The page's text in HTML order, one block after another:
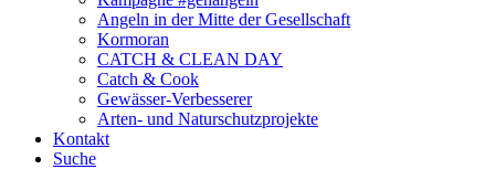
Angeln in der Mitte der Gesellschaft
Kormoran
CATCH & CLEAN DAY
Catch & Cook
Gewässer-Verbesserer
Arten- und Naturschutzprojekte
Kontakt
Suche